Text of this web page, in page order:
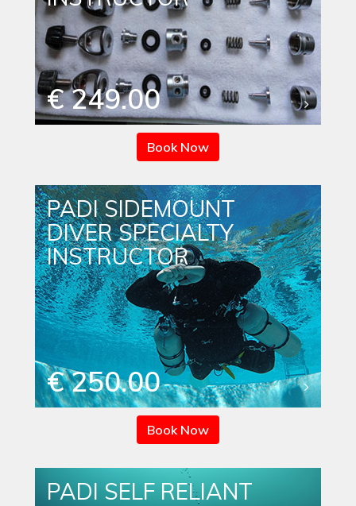
€ 249.00
Book Now
PADI SIDEMOUNT
DIVER SPECIALTY
INSTRUCTOR
€ 250.00
Book Now
PADI SELF RELIANT